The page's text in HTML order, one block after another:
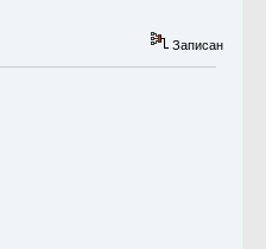
Записан